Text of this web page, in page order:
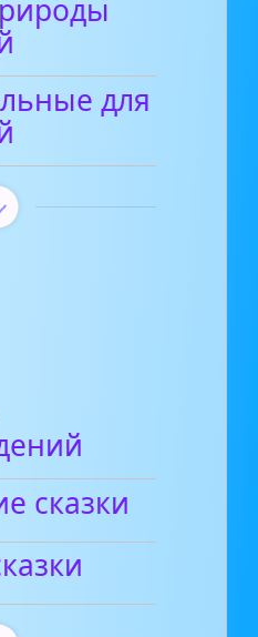
для
сказки